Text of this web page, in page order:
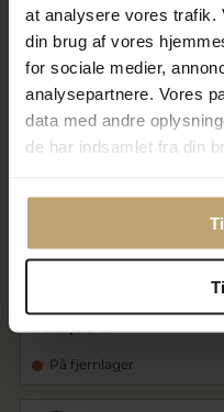
at analysere vores trafik.
din brug af vores
for sociale medier,
analysepartnere. Vores
data med andre
de har indsamlet fra din
SALE
925s. forgyldt (forgyldning vil
blive slidt af ved brug !)
1.825,00 kr
1.460,00 kr
På fjernlager